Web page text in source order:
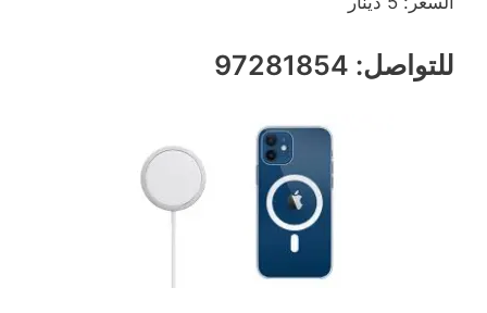
للتواصل: 97281854